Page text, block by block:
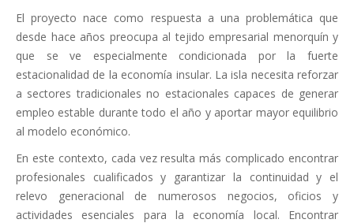
El proyecto nace como respuesta a una problemática que
desde hace años preocupa al tejido empresarial menorquín y
que se ve especialmente condicionada por la fuerte
estacionalidad de la economía insular. La isla necesita reforzar
a sectores tradicionales no estacionales capaces de generar
empleo estable durante todo el año y aportar mayor equilibrio
al modelo económico.
En este contexto, cada vez resulta más complicado encontrar
profesionales cualificados y garantizar la continuidad y el
relevo generacional de numerosos negocios, oficios y
actividades esenciales para la economía local. Encontrar